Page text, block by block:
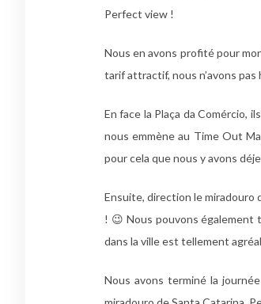
Perfect view !
Nous en avons profité pour
tarif attractif, nous n’avons
En face la Plaça da Comércio,
nous emmène au Time Out
pour cela que nous y avons
Ensuite, direction le miradouro
! 😉 Nous pouvons également
dans la ville est tellement
Nous avons terminé la